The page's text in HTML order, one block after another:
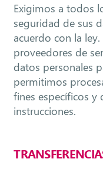
Exigimos a todos
seguridad de sus
acuerdo con la
proveedores de
datos personales
permitimos
fines específicos y
instrucciones.